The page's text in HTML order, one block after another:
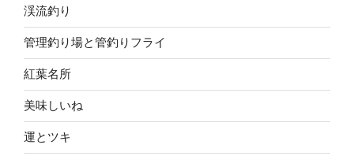
渓流釣り
管理釣り場と管釣りフライ
紅葉名所
美味しいね
運とツキ